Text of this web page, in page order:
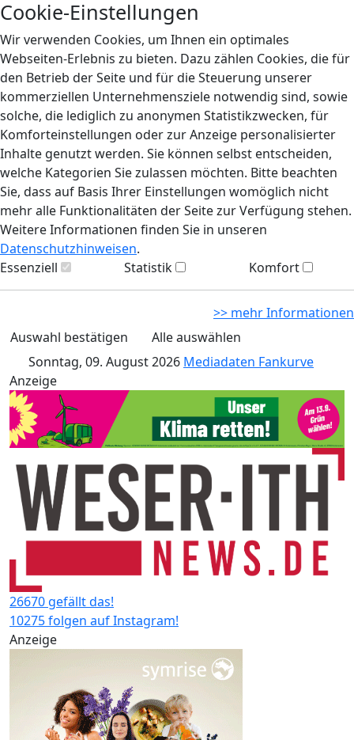
Cookie-Einstellungen
Wir verwenden Cookies, um Ihnen ein optimales
Webseiten-Erlebnis zu bieten. Dazu zählen Cookies, die für
den Betrieb der Seite und für die Steuerung unserer
kommerziellen Unternehmensziele notwendig sind, sowie
solche, die lediglich zu anonymen Statistikzwecken, für
Komforteinstellungen oder zur Anzeige personalisierter
Inhalte genutzt werden. Sie können selbst entscheiden,
welche Kategorien Sie zulassen möchten. Bitte beachten
Sie, dass auf Basis Ihrer Einstellungen womöglich nicht
mehr alle Funktionalitäten der Seite zur Verfügung stehen.
Weitere Informationen finden Sie in unseren
Datenschutzhinweisen.
Essenziell
Statistik Komfort
>> mehr Informationen
Auswahl bestätigen
Alle auswählen
Sonntag, 09. August 2026 Mediadaten Fankurve
Anzeige
26670 gefällt das!
10275 folgen auf Instagram!
Anzeige